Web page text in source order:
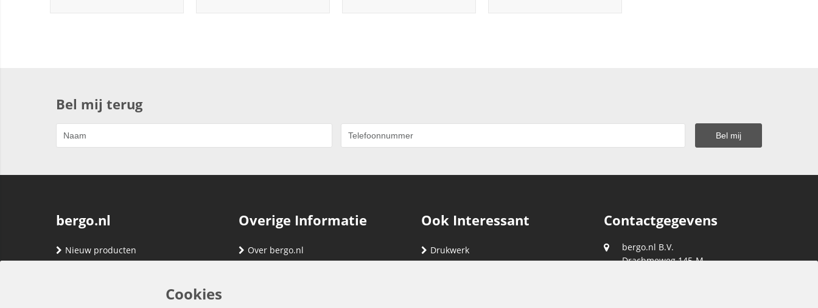
Bel mij terug
bergo.nl
Nieuw producten
Overige Informatie
Over bergo.nl
Ook Interessant
Drukwerk
Contactgegevens
bergo.nl B.V.
Drachmeweg 145-M
Cookies